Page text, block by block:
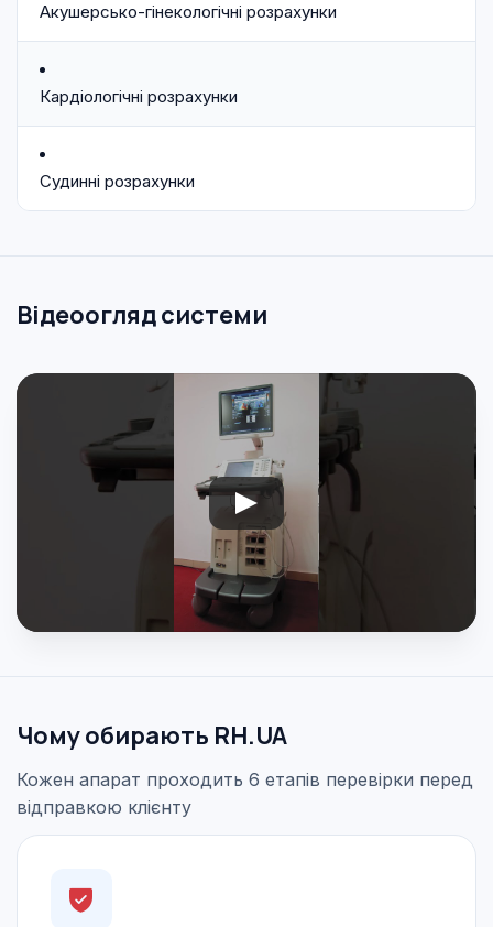
Акушерсько-гінекологічні розрахунки
Кардіологічні розрахунки
Судинні розрахунки
Відеоогляд системи
Чому обирають RH.UA
Кожен апарат проходить 6 етапів перевірки перед
відправкою клієнту